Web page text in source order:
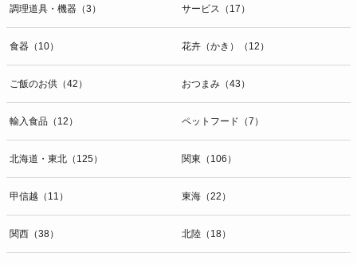
調理道具・機器（3） サービス（17）
食器（10） 花卉（かき）（12）
ご飯のお供（42） おつまみ（43）
輸入食品（12） ペットフード（7）
北海道・東北（125） 関東（106）
甲信越（11） 東海（22）
関西（38） 北陸（18）